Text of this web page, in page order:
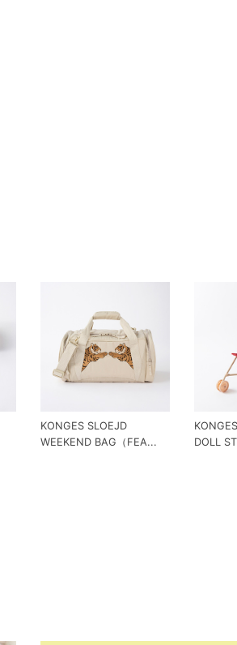
KONGES SLOEJD
WEEKEND BAG（FEA...
DOLL